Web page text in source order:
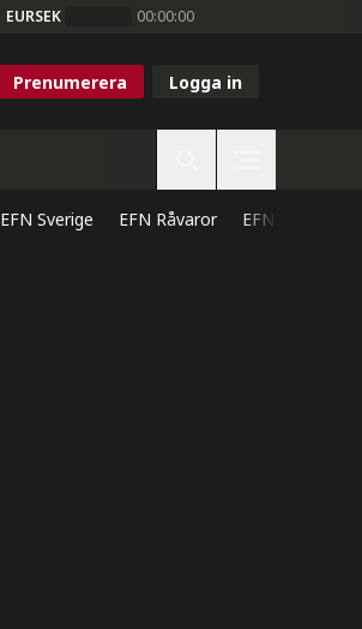
EURSEK 00:00:00
Prenumerera Logga in
EFN Sverige EFN Råvaror EFN Direkt